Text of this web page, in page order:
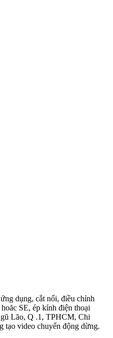
Lão, Q .1, TPHCM, Chi